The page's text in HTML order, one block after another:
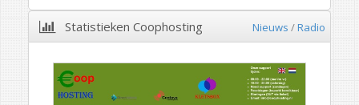
Statistieken Coophosting Nieuws /Radio